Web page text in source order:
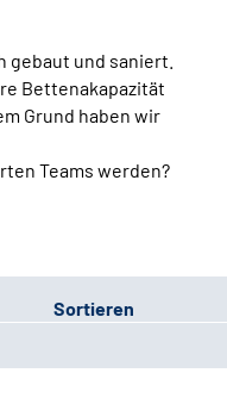
gebaut und saniert.
Bettenakapazität
Grund haben wir
Teams werden?
Sortieren